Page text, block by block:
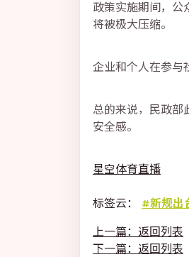
政策实施期间，公
将被极大压缩。
企业和个人在参与
总的来说，民政部
安全感。
星空体育直播
标签云： #新规出
上一篇：返回列表
下一篇：返回列表